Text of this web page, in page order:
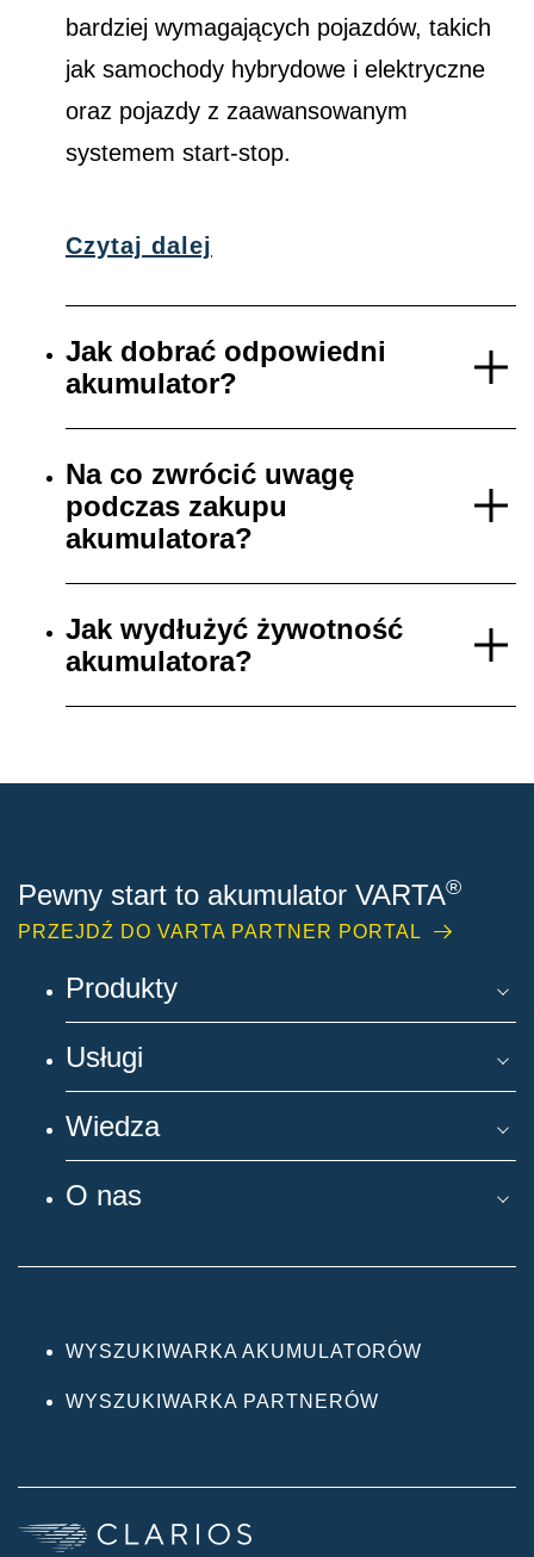
bardziej wymagających pojazdów, takich
jak samochody hybrydowe i elektryczne
oraz pojazdy z zaawansowanym
systemem start-stop.
Czytaj dalej
Jak dobrać odpowiedni
akumulator?
Na co zwrócić uwagę
podczas zakupu
akumulatora?
Jak wydłużyć żywotność
akumulatora?
Pewny start to akumulator VARTA®
PRZEJDŹ DO VARTA PARTNER PORTAL
Produkty
Usługi
Wiedza
O nas
WYSZUKIWARKA AKUMULATORÓW
WYSZUKIWARKA PARTNERÓW